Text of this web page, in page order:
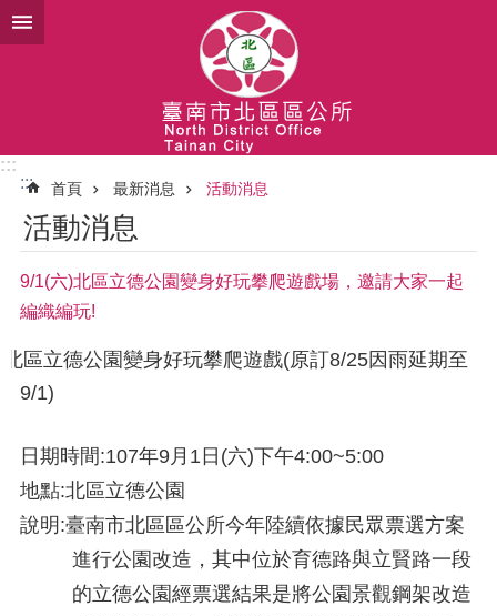
跳到主要內容區塊
:::
:::
首頁 最新消息 活動消息
活動消息
9/1(六)北區立德公園變身好玩攀爬遊戲場，邀請大家一起
編織編玩!
北區立德公園變身好玩攀爬遊戲(原訂8/25因雨延期至
9/1)
日期時間:107年9月1日(六)下午4:00~5:00
地點:北區立德公園
說明:臺南市北區區公所今年陸續依據民眾票選方案
進行公園改造，其中位於育德路與立賢路一段
的立德公園經票選結果是將公園景觀鋼架改造